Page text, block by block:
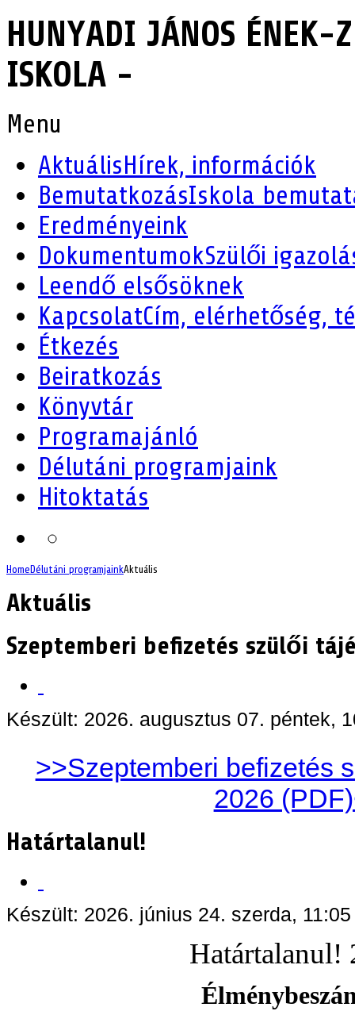
HUNYADI JÁNOS ÉNEK-
ISKOLA -
Menu
AktuálisHírek, információk
BemutatkozásIskola
Eredményeink
DokumentumokSzülői
Leendő elsősöknek
KapcsolatCím, elérhetőség,
Étkezés
Beiratkozás
Könyvtár
Programajánló
Délutáni programjaink
Hitoktatás
Home Délutáni programjainkAktuális
Aktuális
Szeptemberi befizetés szülői
Készült: 2026. augusztus 07. péntek,
>>Szeptemberi befizetés
2026
Határtalanul!
Készült: 2026. június 24. szerda, 11:05
Határtalanul!